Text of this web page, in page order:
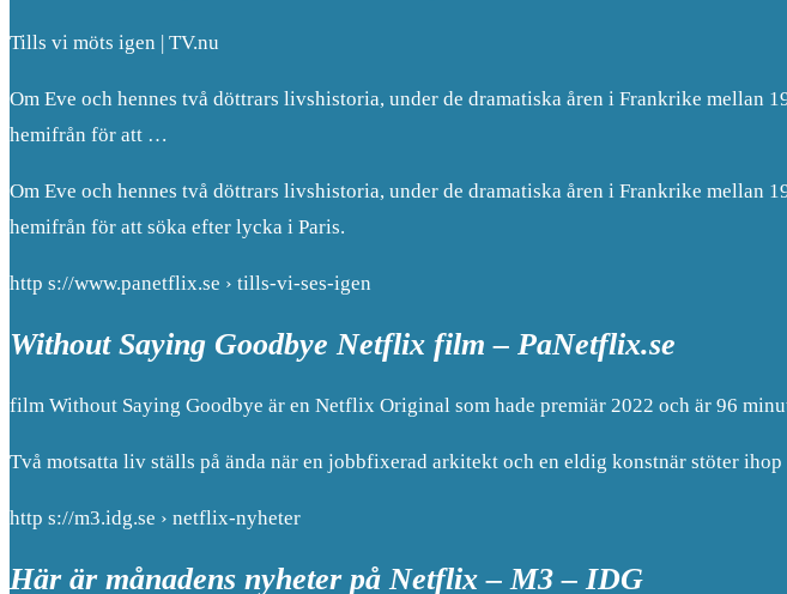
Tills vi möts igen | TV.nu
Om Eve och hennes två döttrars livshistoria, under de dramatiska åren i Frankrike mellan
hemifrån för att …
Om Eve och hennes två döttrars livshistoria, under de dramatiska åren i Frankrike mellan
hemifrån för att söka efter lycka i Paris.
http s://www.panetflix.se › tills-vi-ses-igen
Without Saying Goodbye Netflix film – PaNetflix.se
film Without Saying Goodbye är en Netflix Original som hade premiär 2022 och är 96
Två motsatta liv ställs på ända när en jobbfixerad arkitekt och en eldig konstnär stöter
http s://m3.idg.se › netflix-nyheter
Här är månadens nyheter på Netflix – M3 – IDG